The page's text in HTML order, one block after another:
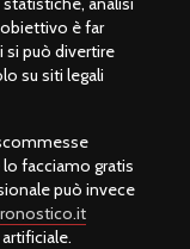
è far
si può divertire
su siti legali
facciamo gratis
può invece